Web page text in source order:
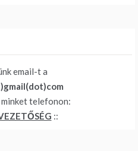
email-t a
telefonon:
::